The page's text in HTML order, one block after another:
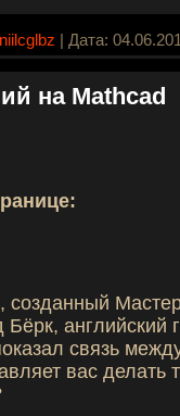
| Дата:
на Mathcad
созданный
английский
связь
вас делать